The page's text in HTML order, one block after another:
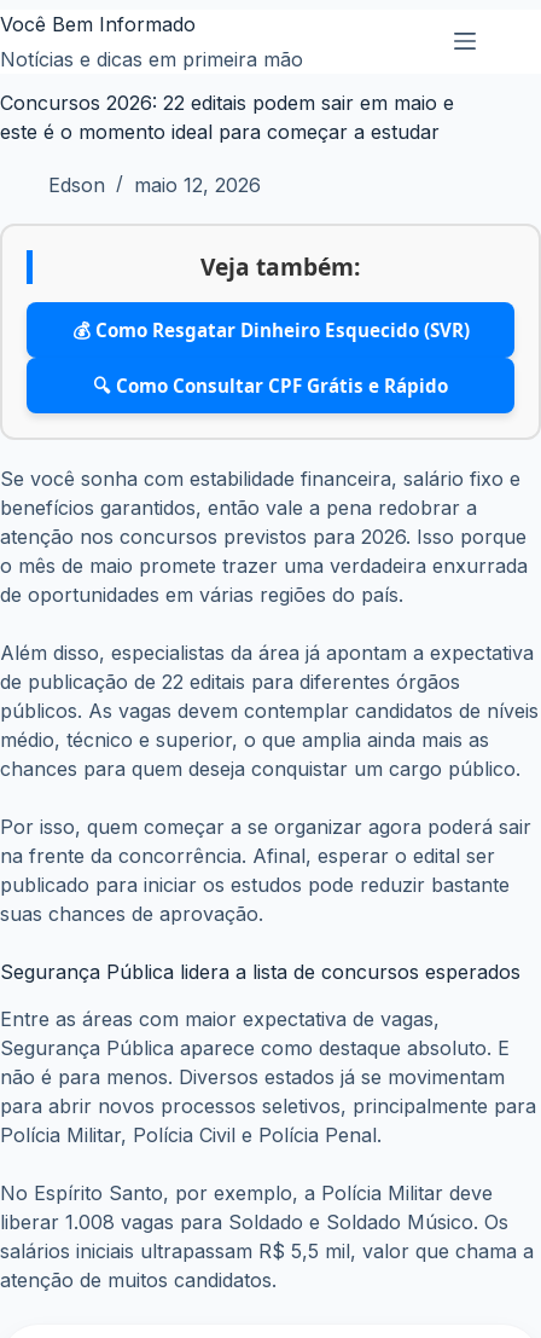
Pular
para
conteúdo
Você Bem Informado
Notícias e dicas em primeira mão
Concursos 2026: 22 editais podem sair em maio e
este é o momento ideal para começar a estudar
Edson maio 12, 2026
Veja também:
💰 Como Resgatar Dinheiro Esquecido (SVR)
🔍 Como Consultar CPF Grátis e Rápido
Se você sonha com estabilidade financeira, salário fixo e
benefícios garantidos, então vale a pena redobrar a
atenção nos concursos previstos para 2026. Isso porque
o mês de maio promete trazer uma verdadeira enxurrada
de oportunidades em várias regiões do país.
Além disso, especialistas da área já apontam a expectativa
de publicação de 22 editais para diferentes órgãos
públicos. As vagas devem contemplar candidatos de níveis
médio, técnico e superior, o que amplia ainda mais as
chances para quem deseja conquistar um cargo público.
Por isso, quem começar a se organizar agora poderá sair
na frente da concorrência. Afinal, esperar o edital ser
publicado para iniciar os estudos pode reduzir bastante
suas chances de aprovação.
Segurança Pública lidera a lista de concursos esperados
Entre as áreas com maior expectativa de vagas,
Segurança Pública aparece como destaque absoluto. E
não é para menos. Diversos estados já se movimentam
para abrir novos processos seletivos, principalmente para
Polícia Militar, Polícia Civil e Polícia Penal.
No Espírito Santo, por exemplo, a Polícia Militar deve
liberar 1.008 vagas para Soldado e Soldado Músico. Os
salários iniciais ultrapassam R$ 5,5 mil, valor que chama a
atenção de muitos candidatos.